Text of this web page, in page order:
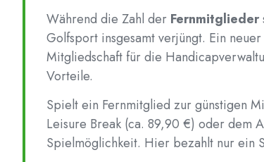
Während die Zahl der Fernmitglieder
Golfsport insgesamt verjüngt. Ein
Mitgliedschaft für die
Vorteile.
Spielt ein Fernmitglied zur günstigen
Leisure Break (ca. 89,90 €) oder dem
Spielmöglichkeit. Hier bezahlt nur ein